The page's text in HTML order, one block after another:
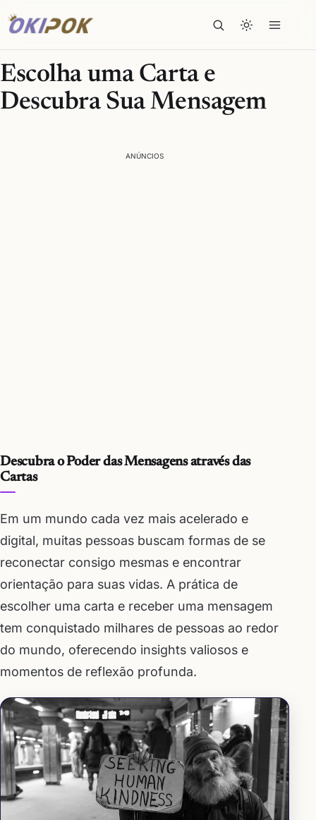
Escolha uma Carta e
Descubra Sua Mensagem
ANÚNCIOS
Descubra o Poder das Mensagens através das
Cartas
Em um mundo cada vez mais acelerado e
digital, muitas pessoas buscam formas de se
reconectar consigo mesmas e encontrar
orientação para suas vidas. A prática de
escolher uma carta e receber uma mensagem
tem conquistado milhares de pessoas ao redor
do mundo, oferecendo insights valiosos e
momentos de reflexão profunda.